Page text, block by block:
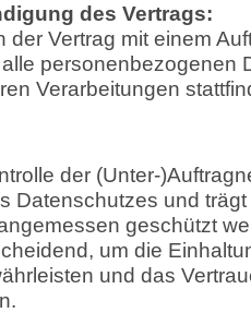
des Vertrags:
der Vertrag mit einem
personenbezogenen
Verarbeitungen
der (Unter-
Datenschutzes und
geschützt
um die
und das